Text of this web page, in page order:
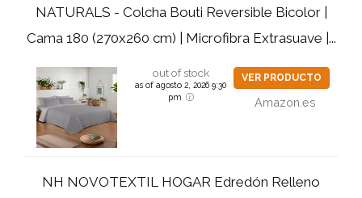
NATURALS - Colcha Bouti Reversible Bicolor |
Cama 180 (270x260 cm) | Microfibra Extrasuave |...
out of stock
as of agosto 2, 2026 9:30
pm
VER PRODUCTO
Amazon.es
NH NOVOTEXTIL HOGAR Edredón Relleno